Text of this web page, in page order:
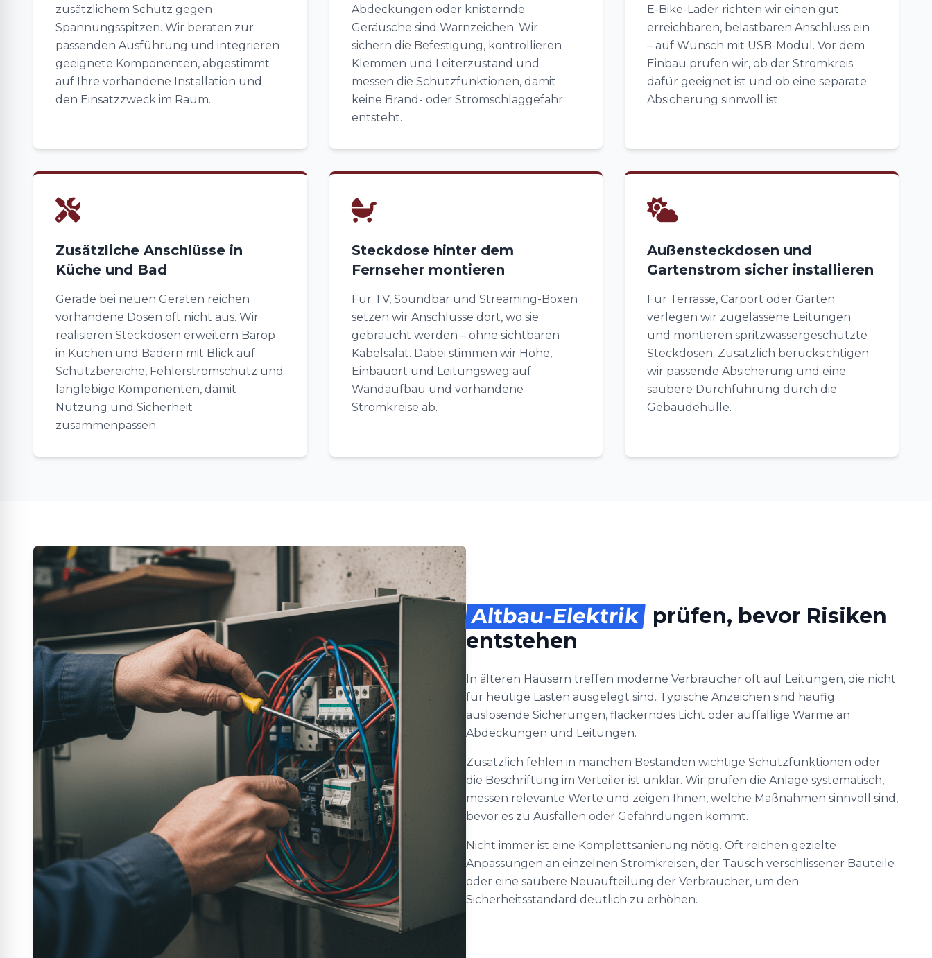
zusätzlichem Schutz gegen
Spannungsspitzen. Wir beraten zur
passenden Ausführung und integrieren
geeignete Komponenten, abgestimmt
auf Ihre vorhandene Installation und
den Einsatzzweck im Raum.
Abdeckungen oder knisternde
Geräusche sind Warnzeichen. Wir
sichern die Befestigung, kontrollieren
Klemmen und Leiterzustand und
messen die Schutzfunktionen, damit
keine Brand- oder Stromschlaggefahr
entsteht.
E-Bike-Lader richten wir einen gut
erreichbaren, belastbaren Anschluss ein
– auf Wunsch mit USB-Modul. Vor dem
Einbau prüfen wir, ob der Stromkreis
dafür geeignet ist und ob eine separate
Absicherung sinnvoll ist.
Zusätzliche Anschlüsse in
Küche und Bad
Gerade bei neuen Geräten reichen
vorhandene Dosen oft nicht aus. Wir
realisieren Steckdosen erweitern Barop
in Küchen und Bädern mit Blick auf
Schutzbereiche, Fehlerstromschutz und
langlebige Komponenten, damit
Nutzung und Sicherheit
zusammenpassen.
Steckdose hinter dem
Fernseher montieren
Für TV, Soundbar und Streaming-Boxen
setzen wir Anschlüsse dort, wo sie
gebraucht werden – ohne sichtbaren
Kabelsalat. Dabei stimmen wir Höhe,
Einbauort und Leitungsweg auf
Wandaufbau und vorhandene
Stromkreise ab.
Außensteckdosen und
Gartenstrom sicher installieren
Für Terrasse, Carport oder Garten
verlegen wir zugelassene Leitungen
und montieren spritzwassergeschützte
Steckdosen. Zusätzlich berücksichtigen
wir passende Absicherung und eine
saubere Durchführung durch die
Gebäudehülle.
Altbau-Elektrik prüfen, bevor Risiken
entstehen
In älteren Häusern treffen moderne Verbraucher oft auf Leitungen, die nicht
für heutige Lasten ausgelegt sind. Typische Anzeichen sind häufig
auslösende Sicherungen, flackerndes Licht oder auffällige Wärme an
Abdeckungen und Leitungen.
Zusätzlich fehlen in manchen Beständen wichtige Schutzfunktionen oder
die Beschriftung im Verteiler ist unklar. Wir prüfen die Anlage systematisch,
messen relevante Werte und zeigen Ihnen, welche Maßnahmen sinnvoll sind,
bevor es zu Ausfällen oder Gefährdungen kommt.
Nicht immer ist eine Komplettsanierung nötig. Oft reichen gezielte
Anpassungen an einzelnen Stromkreisen, der Tausch verschlissener Bauteile
oder eine saubere Neuaufteilung der Verbraucher, um den
Sicherheitsstandard deutlich zu erhöhen.